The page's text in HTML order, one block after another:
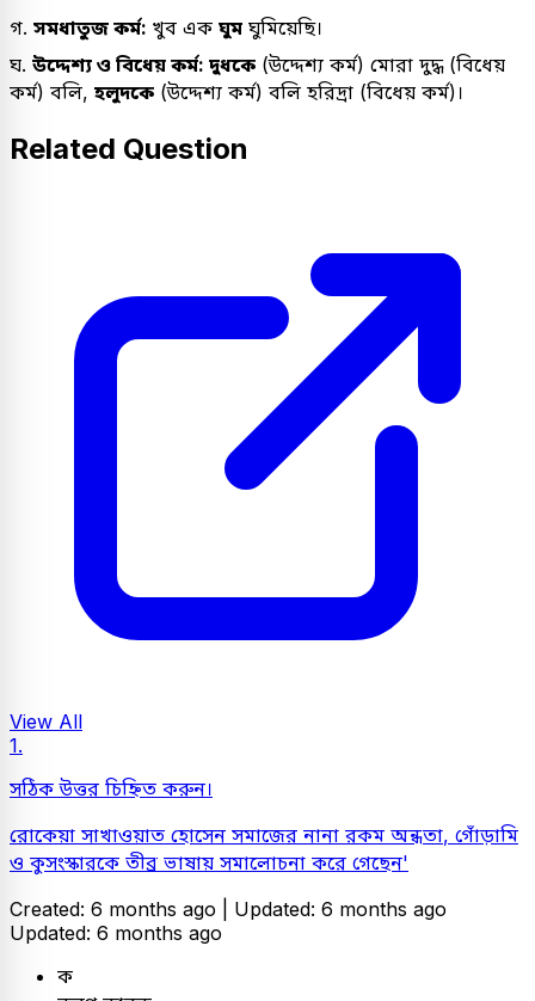
গ. সমধাতুজ কর্ম: খুব এক ঘুম ঘুমিয়েছি।
ঘ. উদ্দেশ্য ও বিধেয় কর্ম: দুধকে (উদ্দেশ্য কর্ম) মোরা দুদ্ধ (বিধেয়
কর্ম) বলি, হলুদকে (উদ্দেশ্য কর্ম) বলি হরিদ্রা (বিধেয় কর্ম)।
Related Question
View All
1.
সঠিক উত্তর চিহ্নিত করুন।
রোকেয়া সাখাওয়াত হোসেন সমাজের নানা রকম অন্ধতা, গোঁড়ামি
ও কুসংস্কারকে তীব্র ভাষায় সমালোচনা করে গেছেন'
Created: 6 months ago | Updated: 6 months ago
Updated: 6 months ago
ক